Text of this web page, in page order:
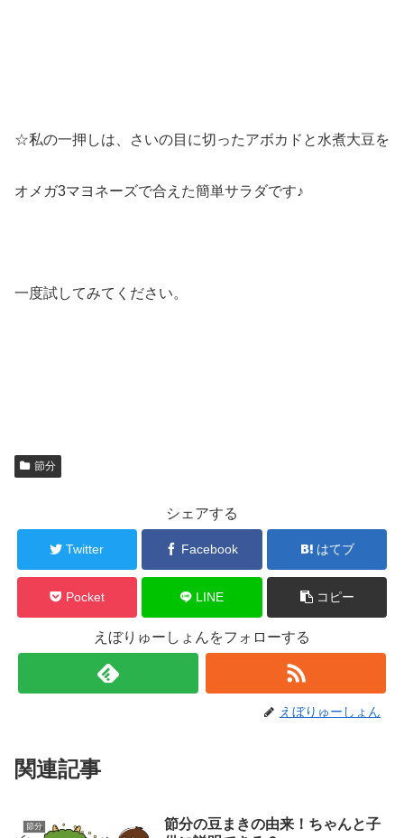
☆私の一押しは、さいの目に切ったアボカドと水煮大豆を
オメガ3マヨネーズで合えた簡単サラダです♪
一度試してみてください。
節分
シェアする
Twitter Facebook はてブ
Pocket LINE コピー
えぼりゅーしょんをフォローする
えぼりゅーしょん
関連記事
節分
節分の豆まきの由来！ちゃんと子